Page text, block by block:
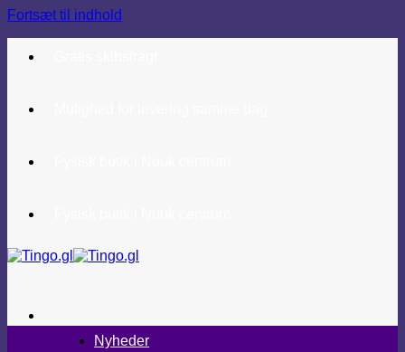
Fortsæt til indhold
Nyheder